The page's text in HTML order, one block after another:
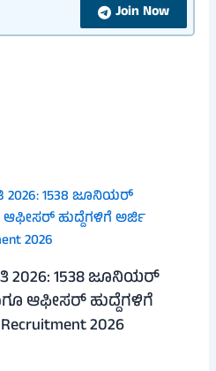
Join Now
2026: 1538 ಜೂನಿಯರ್
ಆಫೀಸರ್ ಹುದ್ದೆಗಳಿಗೆ
2026